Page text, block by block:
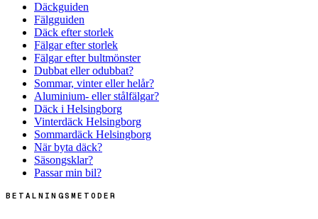
Däckguiden
Fälgguiden
Däck efter storlek
Fälgar efter storlek
Fälgar efter bultmönster
Dubbat eller odubbat?
Sommar, vinter eller helår?
Aluminium- eller stålfälgar?
Däck i Helsingborg
Vinterdäck Helsingborg
Sommardäck Helsingborg
När byta däck?
Säsongsklar?
Passar min bil?
BETALNINGSMETODER